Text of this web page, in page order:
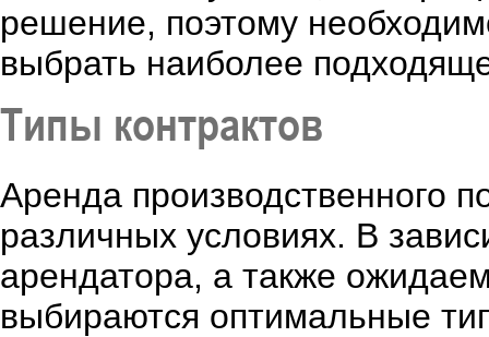
решение, поэтому
выбрать наиболее
Типы контрактов
Аренда производственного
различных условиях. В
арендатора, а также
выбираются оптимальные